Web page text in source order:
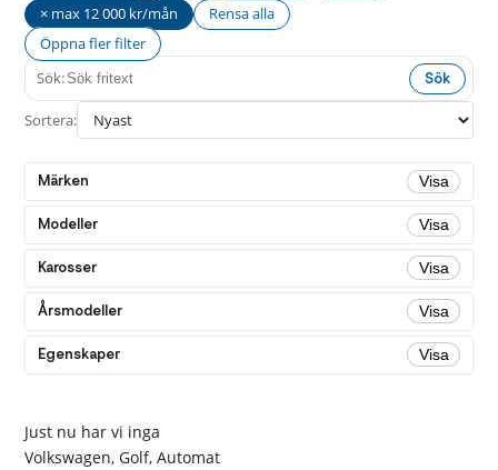
× max 12 000 kr/mån
Rensa alla
Öppna fler filter
Fler
filter
Stäng
Bensin
Växellåda
Alla
Grå
Sök: Sök
Sortera:
Märken Visa
Modeller Visa
Karosser Visa
Årsmodeller Visa
Egenskaper Visa
Just nu har vi inga
Volkswagen, Golf, Automat